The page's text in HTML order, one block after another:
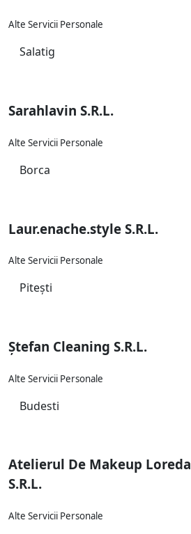
Alte Servicii Personale
Salatig
Sarahlavin S.R.L.
Alte Servicii Personale
Borca
Laur.enache.style S.R.L.
Alte Servicii Personale
Pitești
Ștefan Cleaning S.R.L.
Alte Servicii Personale
Budesti
Atelierul De Makeup
S.R.L.
Alte Servicii Personale